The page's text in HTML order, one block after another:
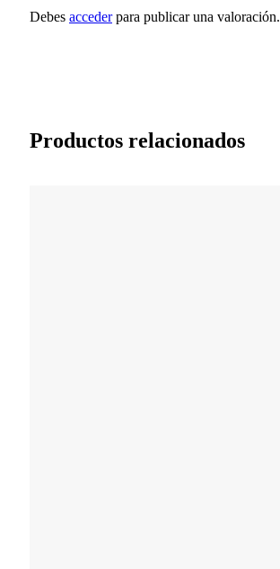
Debes accederpara publicar una valoración.
Productos relacionados